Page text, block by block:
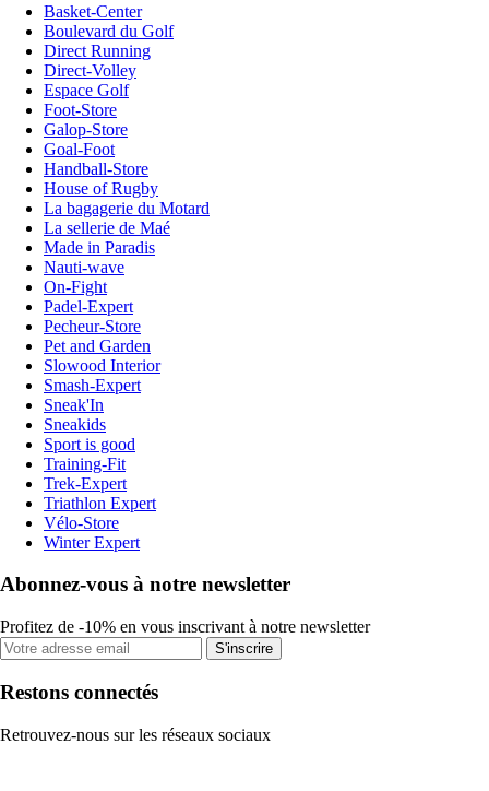
Basket-Center
Boulevard du Golf
Direct Running
Direct-Volley
Espace Golf
Foot-Store
Galop-Store
Goal-Foot
Handball-Store
House of Rugby
La bagagerie du Motard
La sellerie de Maé
Made in Paradis
Nauti-wave
On-Fight
Padel-Expert
Pecheur-Store
Pet and Garden
Slowood Interior
Smash-Expert
Sneak'In
Sneakids
Sport is good
Training-Fit
Trek-Expert
Triathlon Expert
Vélo-Store
Winter Expert
Abonnez-vous à notre newsletter
Profitez de -10% en vous inscrivant à notre newsletter
S'inscrire
Restons connectés
Retrouvez-nous sur les réseaux sociaux